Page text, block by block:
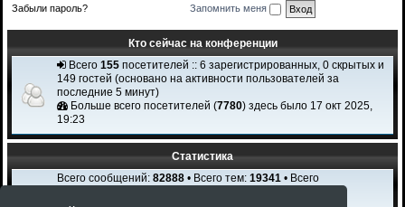
Забыли пароль? Запомнить меня
Кто сейчас на конференции
Всего 155 посетителей :: 6 зарегистрированных, 0 скрытых и
149 гостей (основано на активности пользователей за
последние 5 минут)
Больше всего посетителей (7780) здесь было 17 окт 2025,
19:23
Статистика
Всего сообщений: 82888 • Всего тем: 19341 • Всего